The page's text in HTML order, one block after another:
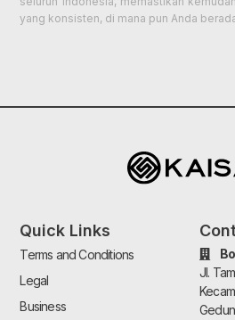
yang konsisten, di mana pun Anda
Quick Links
Terms and Conditions
Legal
Business
Jl.